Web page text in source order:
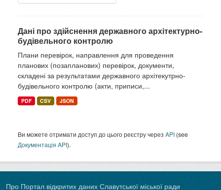
Дані про здійснення державного архітектурно-
будівельного контролю
Плани перевірок, направлення для проведення
планових (позапланових) перевірок, документи,
складені за результатами державного архітекутрно-
будівельного контролю (акти, приписи,...
PDF CSV JSON
Ви можете отримати доступ до цього реєстру через API (see
Документація API).
Про Портал відкритих даних Славутської міської ради